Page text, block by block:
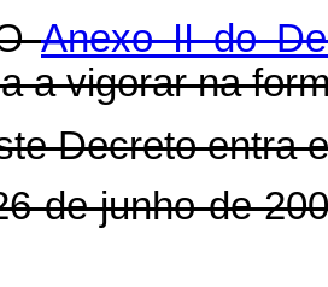
Anexo II do
a vigorar na
Decreto entra
de junho de